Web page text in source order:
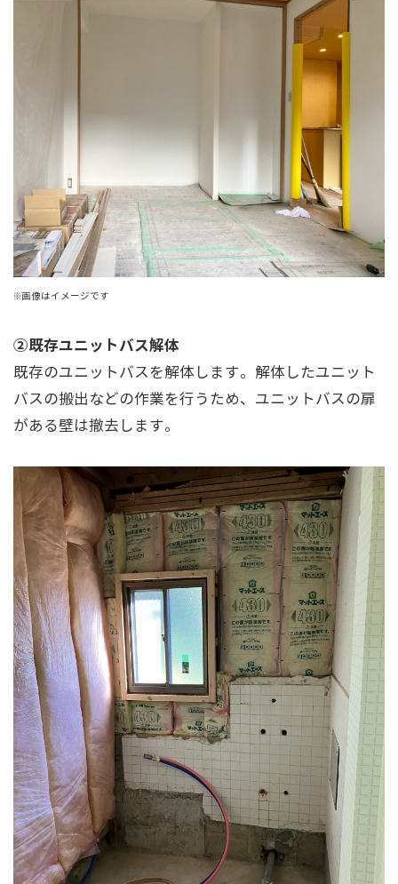
※画像はイメージです
②既存ユニットバス解体
既存のユニットバスを解体します。解体したユニット
バスの搬出などの作業を行うため、ユニットバスの扉
がある壁は撤去します。